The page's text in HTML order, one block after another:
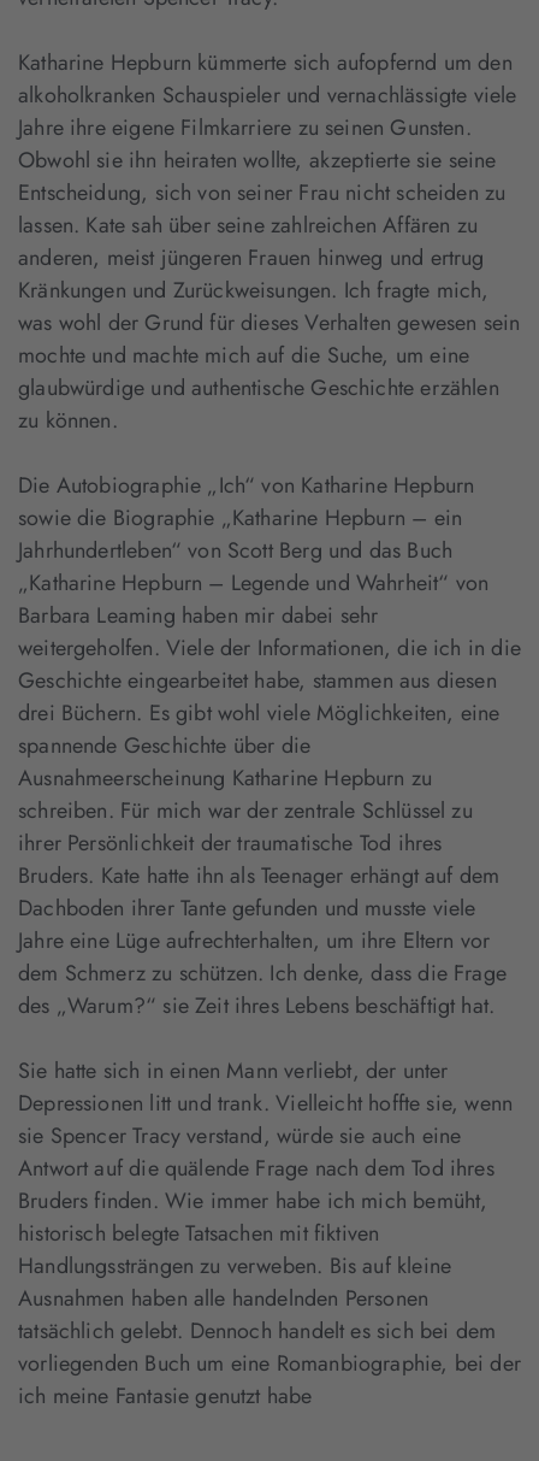
Katharine Hepburn kümmerte sich aufopfernd um den
alkoholkranken Schauspieler und vernachlässigte viele
Jahre ihre eigene Filmkarriere zu seinen Gunsten.
Obwohl sie ihn heiraten wollte, akzeptierte sie seine
Entscheidung, sich von seiner Frau nicht scheiden zu
lassen. Kate sah über seine zahlreichen Affären zu
anderen, meist jüngeren Frauen hinweg und ertrug
Kränkungen und Zurückweisungen. Ich fragte mich,
was wohl der Grund für dieses Verhalten gewesen sein
mochte und machte mich auf die Suche, um eine
glaubwürdige und authentische Geschichte erzählen
zu können.
Die Autobiographie „Ich“ von Katharine Hepburn
sowie die Biographie „Katharine Hepburn – ein
Jahrhundertleben“ von Scott Berg und das Buch
„Katharine Hepburn – Legende und Wahrheit“ von
Barbara Leaming haben mir dabei sehr
weitergeholfen. Viele der Informationen, die ich in die
Geschichte eingearbeitet habe, stammen aus diesen
drei Büchern. Es gibt wohl viele Möglichkeiten, eine
spannende Geschichte über die
Ausnahmeerscheinung Katharine Hepburn zu
schreiben. Für mich war der zentrale Schlüssel zu
ihrer Persönlichkeit der traumatische Tod ihres
Bruders. Kate hatte ihn als Teenager erhängt auf dem
Dachboden ihrer Tante gefunden und musste viele
Jahre eine Lüge aufrechterhalten, um ihre Eltern vor
dem Schmerz zu schützen. Ich denke, dass die Frage
des „Warum?“ sie Zeit ihres Lebens beschäftigt hat.
Sie hatte sich in einen Mann verliebt, der unter
Depressionen litt und trank. Vielleicht hoffte sie, wenn
sie Spencer Tracy verstand, würde sie auch eine
Antwort auf die quälende Frage nach dem Tod ihres
Bruders finden. Wie immer habe ich mich bemüht,
historisch belegte Tatsachen mit fiktiven
Handlungssträngen zu verweben. Bis auf kleine
Ausnahmen haben alle handelnden Personen
tatsächlich gelebt. Dennoch handelt es sich bei dem
vorliegenden Buch um eine Romanbiographie, bei der
ich meine Fantasie genutzt habe